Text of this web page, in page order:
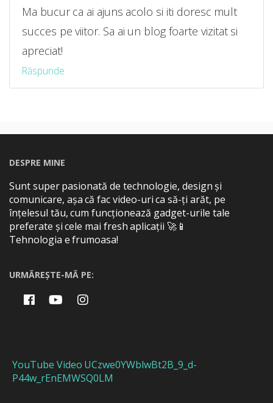
Ma bucur ca ai ajuns acolo si iti doresc mult
succes pe viitor. Sa ai un blog foarte vizitat si
apreciat!
Răspunde
DESPRE MINE
Sunt super pasionată de technologie, design și
comunicare, așa că fac video-uri ca să-ți arăt, pe
înțelesul tău, cum funcționează gadget-urile tale
preferate și cele mai fresh aplicații 🚀📱
Tehnologia e frumoasa!
URMĂREȘTE-MĂ PE:
YouTube Video UCzwe0YWblwBt2B_9_d-
P44w_rEnEMWSQ0LM